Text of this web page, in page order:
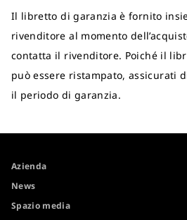
Il libretto di garanzia è fornito
rivenditore al momento
contatta il rivenditore. Poiché il
può essere ristampato, assicurati
il periodo di garanzia.
Azienda
News
Spazio media